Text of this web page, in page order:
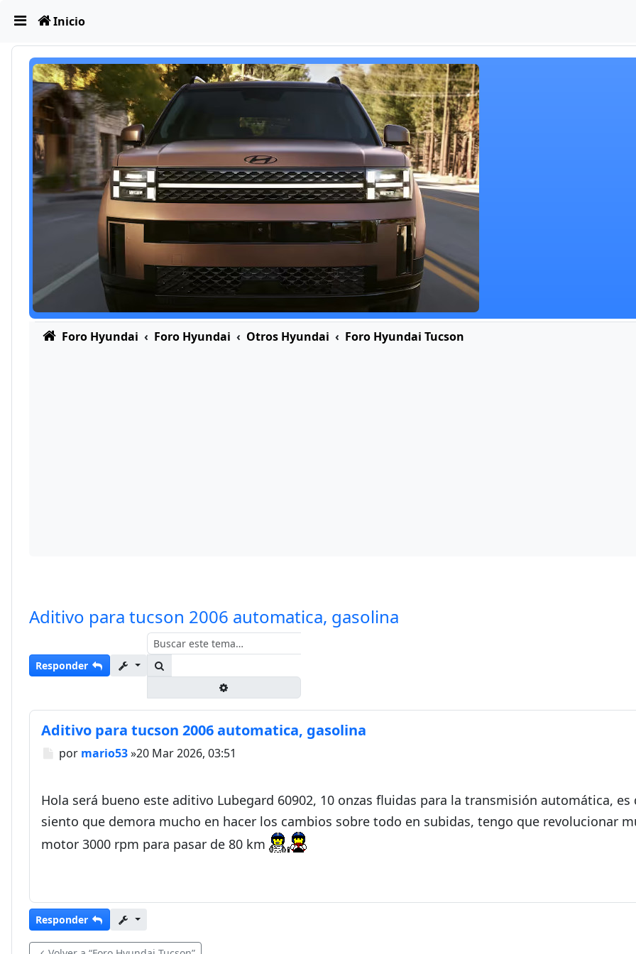
Obviar Inicio
Foro Hyundai Foro Hyundai Otros Hyundai Foro Hyundai Tucson
Aditivo para tucson 2006 automatica, gasolina
Responder
Aditivo para tucson 2006 automatica, gasolina
Mensaje
por mario53»20 Mar 2026, 03:51
Hola será bueno este aditivo Lubegard 60902, 10 onzas fluidas para la transmisión automática, es
siento que demora mucho en hacer los cambios sobre todo en subidas, tengo que revolucionar
motor 3000 rpm para pasar de 80 km
Responder